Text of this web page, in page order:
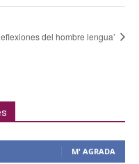
del hombre lengua’
M' AGRADA